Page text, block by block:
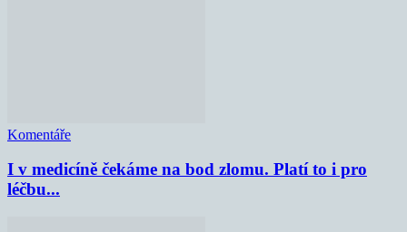
Komentáře
I v medicíně čekáme na bod zlomu. Platí to i pro
léčbu...